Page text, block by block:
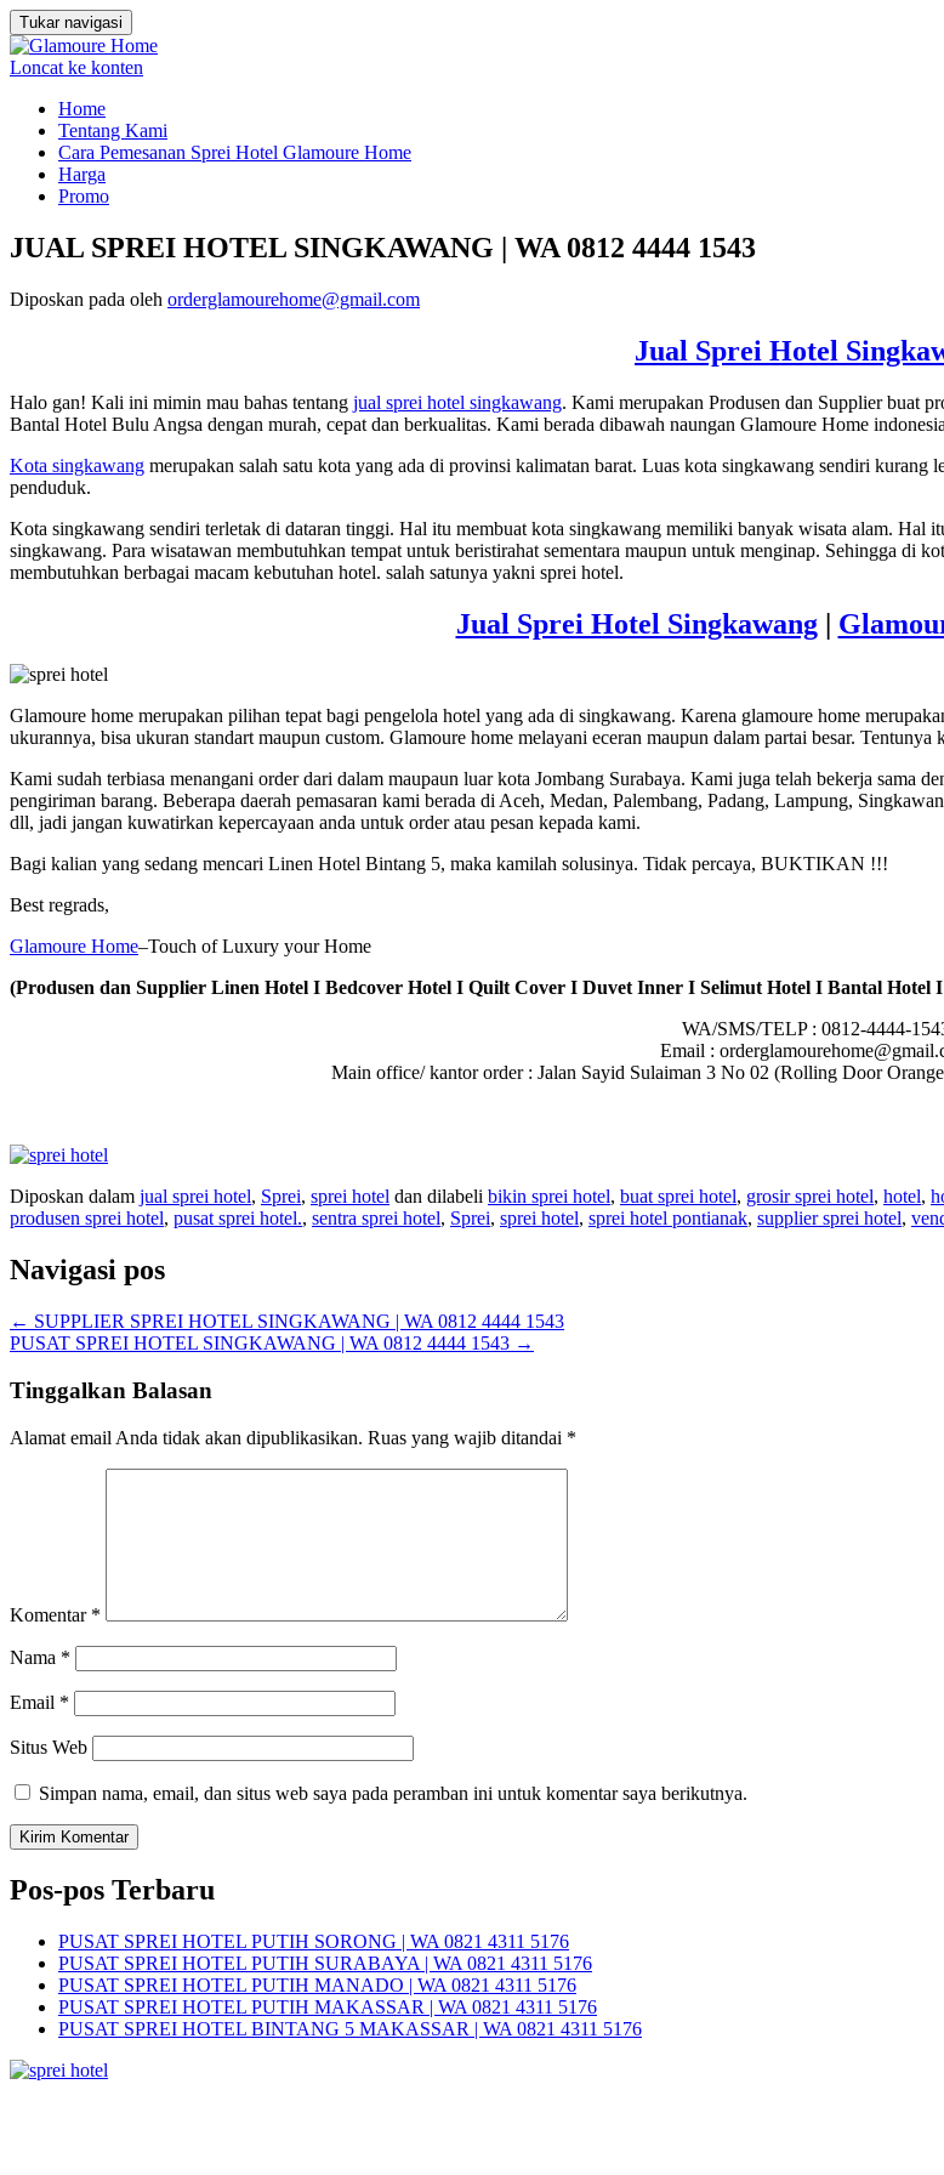
Tukar navigasi
Loncat ke konten
Home
Tentang Kami
Cara Pemesanan Sprei Hotel Glamoure Home
Harga
Promo
JUAL SPREI HOTEL SINGKAWANG | WA 0812 4444 1543
Diposkan pada oleh orderglamourehome@gmail.com
Jual Sprei Hotel
Halo gan! Kali ini mimin mau bahas tentang jual sprei hotel singkawang. Kami merupakan Produsen dan Supplier buat
Bantal Hotel Bulu Angsa dengan murah, cepat dan berkualitas. Kami berada dibawah naungan Glamoure Home
Kota singkawang merupakan salah satu kota yang ada di provinsi kalimatan barat. Luas kota singkawang sendiri
penduduk.
Kota singkawang sendiri terletak di dataran tinggi. Hal itu membuat kota singkawang memiliki banyak wisata alam. Hal
singkawang. Para wisatawan membutuhkan tempat untuk beristirahat sementara maupun untuk menginap. Sehingga di
membutuhkan berbagai macam kebutuhan hotel. salah satunya yakni sprei hotel.
Jual Sprei Hotel Singkawang|
Glamoure home merupakan pilihan tepat bagi pengelola hotel yang ada di singkawang. Karena glamoure home
ukurannya, bisa ukuran standart maupun custom. Glamoure home melayani eceran maupun dalam partai besar.
Kami sudah terbiasa menangani order dari dalam maupaun luar kota Jombang Surabaya. Kami juga telah bekerja sama
pengiriman barang. Beberapa daerah pemasaran kami berada di Aceh, Medan, Palembang, Padang, Lampung,
dll, jadi jangan kuwatirkan kepercayaan anda untuk order atau pesan kepada kami.
Bagi kalian yang sedang mencari Linen Hotel Bintang 5, maka kamilah solusinya. Tidak percaya, BUKTIKAN !!!
Best regrads,
Glamoure Home–Touch of Luxury your Home
(Produsen dan Supplier Linen Hotel I Bedcover Hotel I Quilt Cover I Duvet Inner I Selimut Hotel I Bantal Hotel
WA/SMS/TELP : 0812-4444-
Email :
Main office/ kantor order : Jalan Sayid Sulaiman 3 No 02 (Rolling Door
Diposkan dalam jual sprei hotel, Sprei, sprei hotel dan dilabeli bikin sprei hotel, buat sprei hotel, grosir sprei hotel, hotel,
produsen sprei hotel, pusat sprei hotel., sentra sprei hotel, Sprei, sprei hotel, sprei hotel pontianak, supplier sprei hotel,
Navigasi pos
← SUPPLIER SPREI HOTEL SINGKAWANG | WA 0812 4444 1543
PUSAT SPREI HOTEL SINGKAWANG | WA 0812 4444 1543 →
Tinggalkan Balasan
Alamat email Anda tidak akan dipublikasikan. Ruas yang wajib ditandai *
Komentar *
Nama *
Email *
Situs Web
Simpan nama, email, dan situs web saya pada peramban ini untuk komentar saya berikutnya.
Pos-pos Terbaru
PUSAT SPREI HOTEL PUTIH SORONG | WA 0821 4311 5176
PUSAT SPREI HOTEL PUTIH SURABAYA | WA 0821 4311 5176
PUSAT SPREI HOTEL PUTIH MANADO | WA 0821 4311 5176
PUSAT SPREI HOTEL PUTIH MAKASSAR | WA 0821 4311 5176
PUSAT SPREI HOTEL BINTANG 5 MAKASSAR | WA 0821 4311 5176